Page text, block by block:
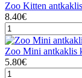
Zoo Kitten
8.40€
Zoo Mini antkaklis
5.80€